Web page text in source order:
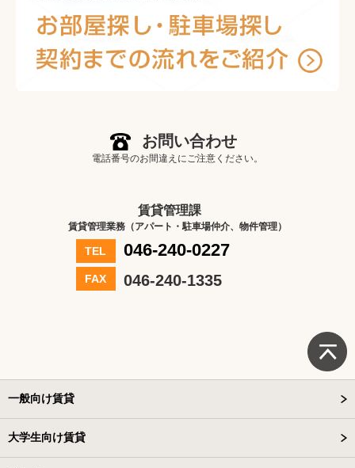
お問い合わせ
電話番号のお間違えにご注意ください。
賃貸管理課
賃貸管理業務（アパート・駐車場仲介、物件管理）
TEL 046-240-0227
FAX 046-240-1335
一般向け賃貸
大学生向け賃貸